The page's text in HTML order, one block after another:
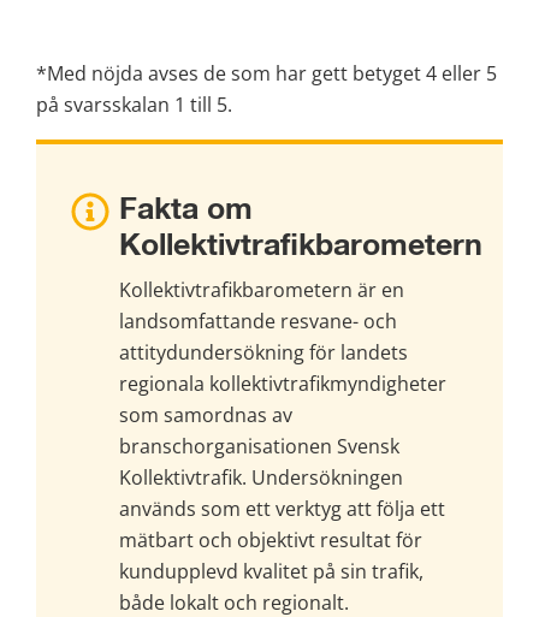
*Med nöjda avses de som har gett betyget 4 eller 5
på svarsskalan 1 till 5.
Fakta om
Kollektivtrafikbarometern
Kollektivtrafikbarometern är en
landsomfattande resvane- och
attitydundersökning för landets
regionala kollektivtrafikmyndigheter
som samordnas av
branschorganisationen Svensk
Kollektivtrafik. Undersökningen
används som ett verktyg att följa ett
mätbart och objektivt resultat för
kundupplevd kvalitet på sin trafik,
både lokalt och regionalt.